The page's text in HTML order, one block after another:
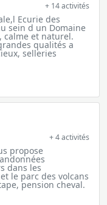
+ 14 activités
Ecurie des
sein d un Domaine
calme et naturel.
qualités a
selleries
+ 4 activités
propose
dans les
le parc des volcans
pension cheval.